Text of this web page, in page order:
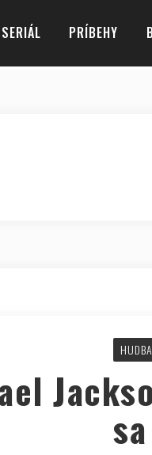
SERIÁL PRÍBEHY
HUDBA